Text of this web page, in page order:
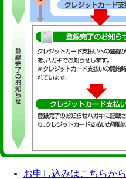
お申し込みはこちらから